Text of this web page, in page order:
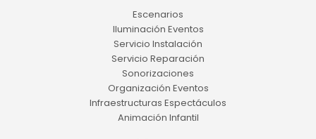
Escenarios
Iluminación Eventos
Servicio Instalación
Servicio Reparación
Sonorizaciones
Organización Eventos
Infraestructuras Espectáculos
Animación Infantil